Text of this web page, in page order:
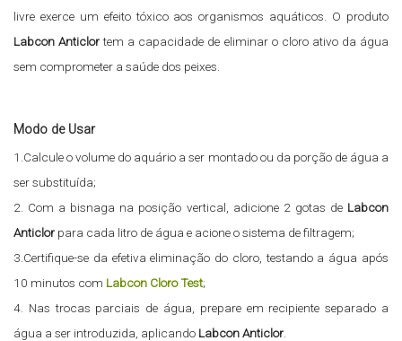
livre exerce um efeito tóxico aos organismos aquáticos. O produto
Labcon Anticlortem a capacidade de eliminar o cloro ativo da água
sem comprometer a saúde dos peixes.
Modo de Usar
1.Calcule o volume do aquário a ser montado ou da porção de água a
ser substituída;
2. Com a bisnaga na posição vertical, adicione 2 gotas de Labcon
Anticlor para cada litro de água e acione o sistema de filtragem;
3.Certifique-se da efetiva eliminação do cloro, testando a água após
10 minutos com Labcon Cloro Test;
4. Nas trocas parciais de água, prepare em recipiente separado a
água a ser introduzida, aplicando Labcon Anticlor